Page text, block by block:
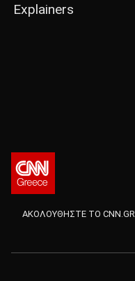
Explainers
ΑΚΟΛΟΥΘΗΣΤΕ ΤΟ CNN.GR